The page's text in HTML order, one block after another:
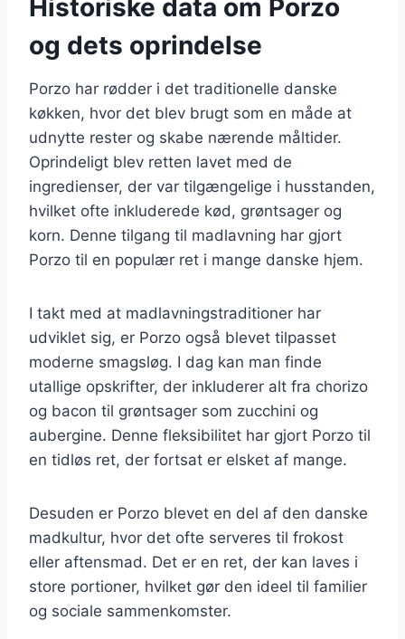
Historiske data om Porzo
og dets oprindelse
Porzo har rødder i det traditionelle danske
køkken, hvor det blev brugt som en måde at
udnytte rester og skabe nærende måltider.
Oprindeligt blev retten lavet med de
ingredienser, der var tilgængelige i husstanden,
hvilket ofte inkluderede kød, grøntsager og
korn. Denne tilgang til madlavning har gjort
Porzo til en populær ret i mange danske hjem.
I takt med at madlavningstraditioner har
udviklet sig, er Porzo også blevet tilpasset
moderne smagsløg. I dag kan man finde
utallige opskrifter, der inkluderer alt fra chorizo
og bacon til grøntsager som zucchini og
aubergine. Denne fleksibilitet har gjort Porzo til
en tidløs ret, der fortsat er elsket af mange.
Desuden er Porzo blevet en del af den danske
madkultur, hvor det ofte serveres til frokost
eller aftensmad. Det er en ret, der kan laves i
store portioner, hvilket gør den ideel til familier
og sociale sammenkomster.